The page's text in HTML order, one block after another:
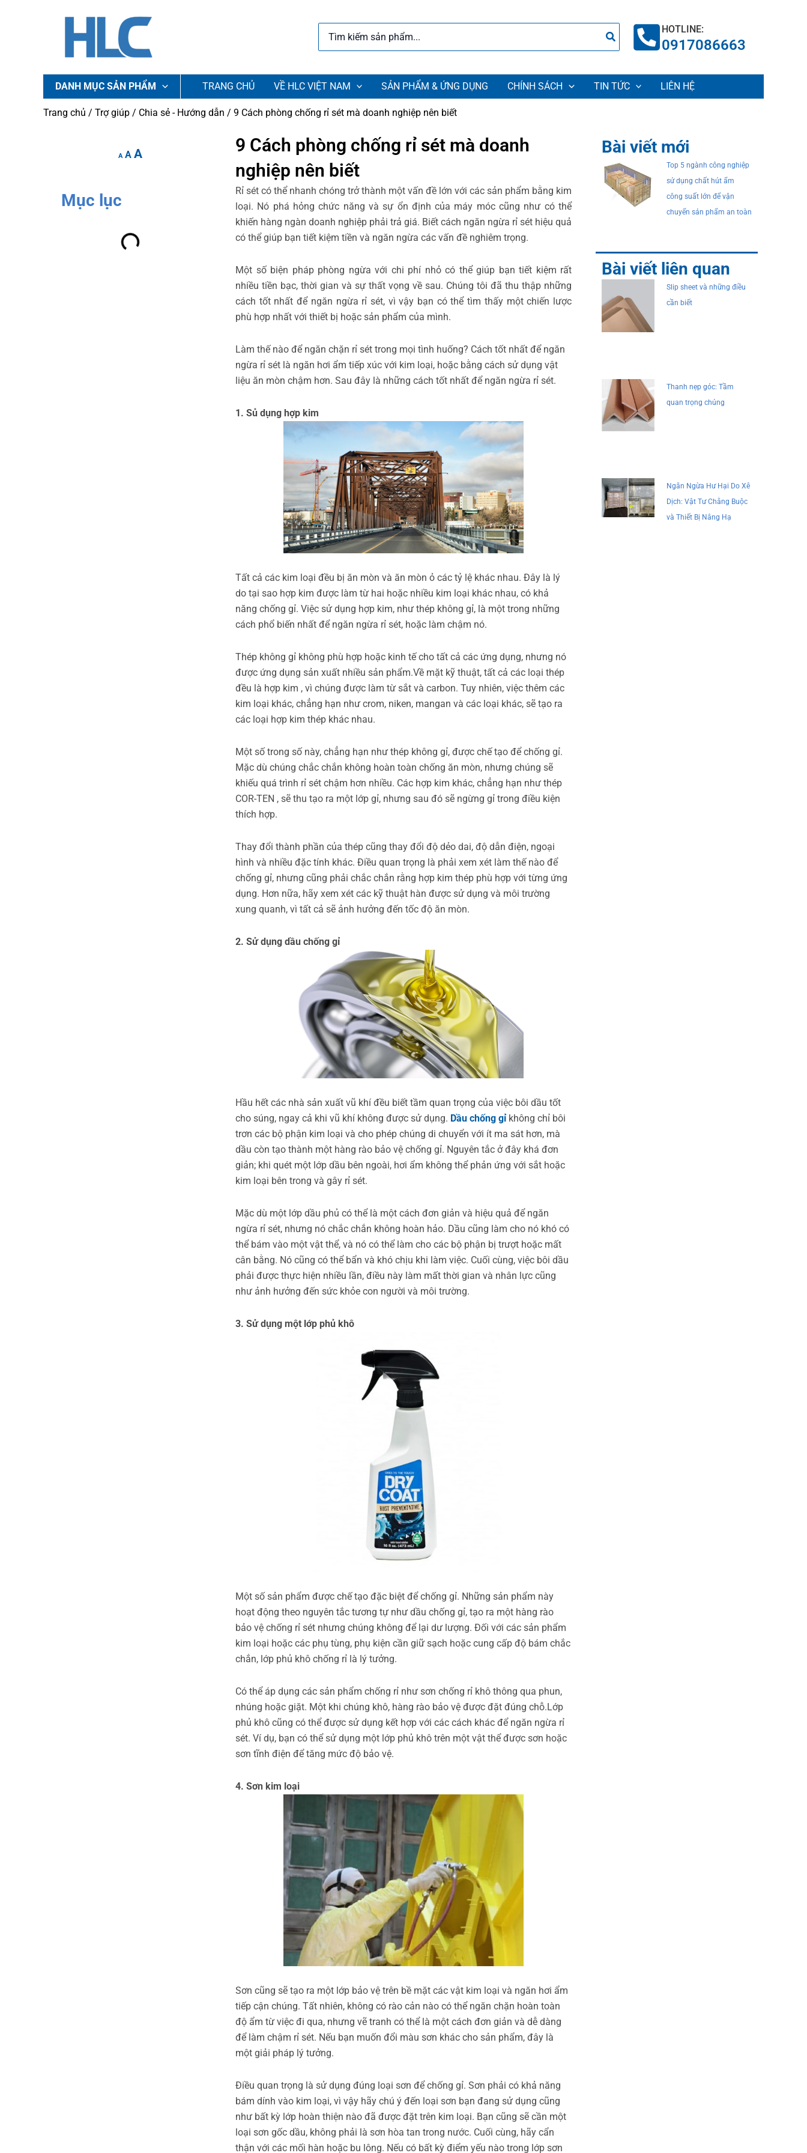
for:
HOTLINE:
0917086663
DANH MỤC SẢN PHẨM TRANG CHỦ VỀ HLC VIỆT NAM SẢN PHẨM & ỨNG DỤNG CHÍNH SÁCH TIN TỨC LIÊN HỆ
Trang chủ / Trợ giúp / Chia sẻ - Hướng dẫn / 9 Cách phòng chống rỉ sét mà doanh nghiệp nên biết
Afont
Afont
Afont
Mục lục
9 Cách phòng chống rỉ sét mà doanh
nghiệp nên biết
Rỉ sét có thể nhanh chóng trở thành một vấn đề lớn với các sản phẩm bằng kim
loại. Nó phá hỏng chức năng và sự ổn định của máy móc cũng như có thể
khiến hàng ngàn doanh nghiệp phải trả giá. Biết cách ngăn ngừa rỉ sét hiệu quả
có thể giúp bạn tiết kiệm tiền và ngăn ngừa các vấn đề nghiêm trọng.
Một số biện pháp phòng ngừa với chi phí nhỏ có thể giúp bạn tiết kiệm rất
nhiều tiền bạc, thời gian và sự thất vọng về sau. Chúng tôi đã thu thập những
cách tốt nhất để ngăn ngừa rỉ sét, vì vậy bạn có thể tìm thấy một chiến lược
phù hợp nhất với thiết bị hoặc sản phẩm của mình.
Làm thế nào để ngăn chặn rỉ sét trong mọi tình huống? Cách tốt nhất để ngăn
ngừa rỉ sét là ngăn hơi ẩm tiếp xúc với kim loại, hoặc bằng cách sử dụng vật
liệu ăn mòn chậm hơn. Sau đây là những cách tốt nhất để ngăn ngừa rỉ sét.
1. Sủ dụng hợp kim
Tất cả các kim loại đều bị ăn mòn và ăn mòn ỏ các tỷ lệ khác nhau. Đây là lý
do tại sao hợp kim được làm từ hai hoặc nhiều kim loại khác nhau, có khả
năng chống gỉ. Việc sử dụng hợp kim, như thép không gỉ, là một trong những
cách phổ biến nhất để ngăn ngừa rỉ sét, hoặc làm chậm nó.
Thép không gỉ không phù hợp hoặc kinh tế cho tất cả các ứng dụng, nhưng nó
được ứng dụng sản xuất nhiều sản phẩm.Về mặt kỹ thuật, tất cả các loại thép
đều là hợp kim , vì chúng được làm từ sắt và carbon. Tuy nhiên, việc thêm các
kim loại khác, chẳng hạn như crom, niken, mangan và các loại khác, sẽ tạo ra
các loại hợp kim thép khác nhau.
Một số trong số này, chẳng hạn như thép không gỉ, được chế tạo để chống gỉ.
Mặc dù chúng chắc chắn không hoàn toàn chống ăn mòn, nhưng chúng sẽ
khiếu quá trình rỉ sét chậm hơn nhiều. Các hợp kim khác, chẳng hạn như thép
COR-TEN , sẽ thu tạo ra một lớp gỉ, nhưng sau đó sẽ ngừng gỉ trong điều kiện
thích hợp.
Thay đổi thành phần của thép cũng thay đổi độ dẻo dai, độ dẫn điện, ngoại
hình và nhiều đặc tính khác. Điều quan trọng là phải xem xét làm thế nào để
chống gỉ, nhưng cũng phải chắc chắn rằng hợp kim thép phù hợp với từng ứng
dụng. Hơn nữa, hãy xem xét các kỹ thuật hàn được sử dụng và môi trường
xung quanh, vì tất cả sẽ ảnh hưởng đến tốc độ ăn mòn.
2. Sử dụng dầu chống gỉ
Hầu hết các nhà sản xuất vũ khí đều biết tầm quan trọng của việc bôi dầu tốt
cho súng, ngay cả khi vũ khí không được sử dụng. Dầu chống gỉkhông chỉ bôi
trơn các bộ phận kim loại và cho phép chúng di chuyển với ít ma sát hơn, mà
dầu còn tạo thành một hàng rào bảo vệ chống gỉ. Nguyên tắc ở đây khá đơn
giản; khi quét một lớp dầu bên ngoài, hơi ẩm không thể phản ứng với sắt hoặc
kim loại bên trong và gây rỉ sét.
Mặc dù một lớp dầu phủ có thể là một cách đơn giản và hiệu quả để ngăn
ngừa rỉ sét, nhưng nó chắc chắn không hoàn hảo. Dầu cũng làm cho nó khó có
thể bám vào một vật thể, và nó có thể làm cho các bộ phận bị trượt hoặc mất
cân bằng. Nó cũng có thể bẩn và khó chịu khi làm việc. Cuối cùng, việc bôi dầu
phải được thực hiện nhiều lần, điều này làm mất thời gian và nhân lực cũng
như ảnh hưởng đến sức khỏe con người và môi trường.
3. Sử dụng một lớp phủ khô
Một số sản phẩm được chế tạo đặc biệt để chống gỉ. Những sản phẩm này
hoạt động theo nguyên tắc tương tự như dầu chống gỉ, tạo ra một hàng rào
bảo vệ chống rỉ sét nhưng chúng không để lại dư lượng. Đối với các sản phẩm
kim loại hoặc các phụ tùng, phụ kiện cần giữ sạch hoặc cung cấp độ bám chắc
chắn, lớp phủ khô chống rỉ là lý tưởng.
Có thể áp dụng các sản phẩm chống rỉ như sơn chống rỉ khô thông qua phun,
nhúng hoặc giặt. Một khi chúng khô, hàng rào bảo vệ được đặt đúng chỗ.Lớp
phủ khô cũng có thể được sử dụng kết hợp với các cách khác để ngăn ngừa rỉ
sét. Ví dụ, bạn có thể sử dụng một lớp phủ khô trên một vật thể được sơn hoặc
sơn tĩnh điện để tăng mức độ bảo vệ.
4. Sơn kim loại
Sơn cũng sẽ tạo ra một lớp bảo vệ trên bề mặt các vật kim loại và ngăn hơi ẩm
tiếp cận chúng. Tất nhiên, không có rào cản nào có thể ngăn chặn hoàn toàn
độ ẩm từ việc đi qua, nhưng vẽ tranh có thể là một cách đơn giản và dễ dàng
để làm chậm rỉ sét. Nếu bạn muốn đổi màu sơn khác cho sản phẩm, đây là
một giải pháp lý tưởng.
Điều quan trọng là sử dụng đúng loại sơn để chống gỉ. Sơn phải có khả năng
bám dính vào kim loại, vì vậy hãy chú ý đến loại sơn bạn đang sử dụng cũng
như bất kỳ lớp hoàn thiện nào đã được đặt trên kim loại. Bạn cũng sẽ cần một
loại sơn gốc dầu, không phải là sơn hòa tan trong nước. Cuối cùng, hãy cẩn
thận với các mối hàn hoặc bu lông. Nếu có bất kỳ điểm yếu nào trong lớp sơn
Bài viết mới
Top 5 ngành công nghiệp
sử dụng chất hút ẩm
công suất lớn để vận
chuyển sản phẩm an toàn
Bài viết liên quan
Slip sheet và những điều
cần biết
Thanh nẹp góc: Tầm
quan trọng chúng
Ngăn Ngừa Hư Hại Do Xê
Dịch: Vật Tư Chằng Buộc
và Thiết Bị Nâng Hạ